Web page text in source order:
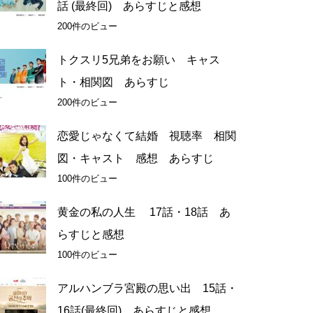
話 (最終回) あらすじと感想
200件のビュー
トクスリ5兄弟をお願い キャス
ト・相関図 あらすじ
200件のビュー
恋愛じゃなくて結婚 視聴率 相関
図・キャスト 感想 あらすじ
100件のビュー
黄金の私の人生 17話・18話 あ
らすじと感想
100件のビュー
アルハンブラ宮殿の思い出 15話・
16話(最終回) あらすじと感想